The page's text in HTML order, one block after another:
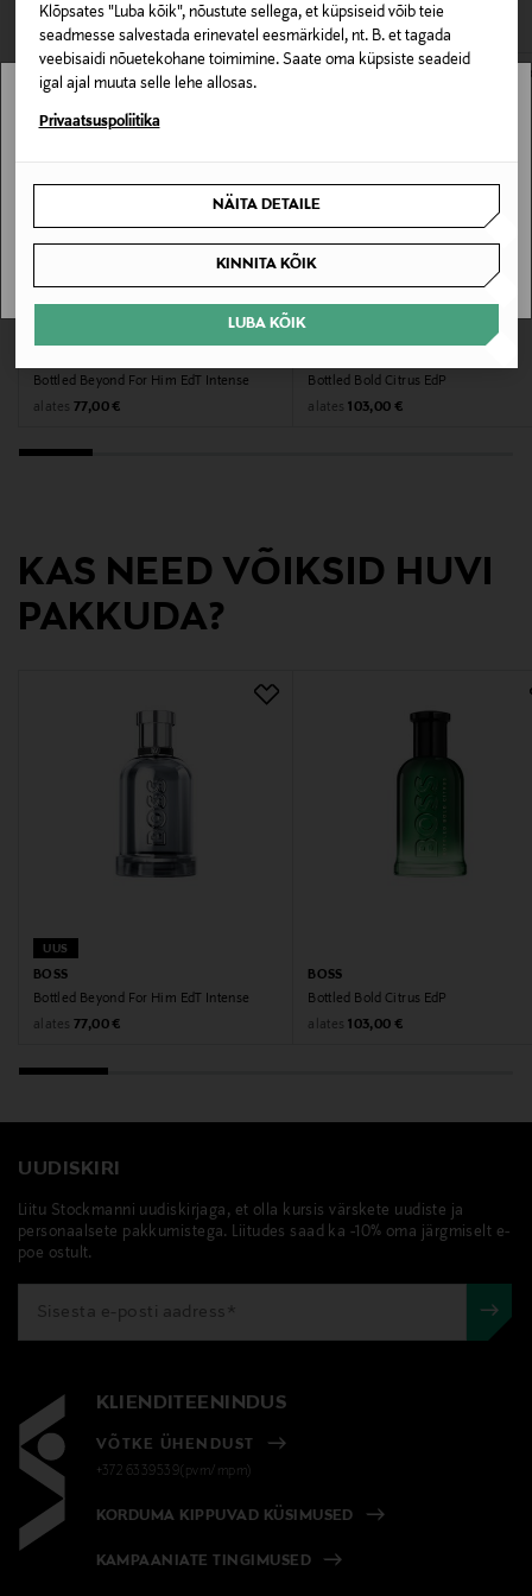
Klõpsates "Luba kõik", nõustute sellega, et küpsiseid võib teie
seadmesse salvestada erinevatel eesmärkidel, nt. B. et tagada
veebisaidi nõuetekohane toimimine. Saate oma küpsiste seadeid
igal ajal muuta selle lehe allosas.
Privaatsuspoliitika
NÄITA DETAILE
KINNITA KÕIK
LUBA KÕIK
NOCOL
Suurus
200 ml
Tootjamaa
Tootja
Hugo Boss AG
Digitaalne aadress
info@hugoboss.com
BOSS, lõhn, parfüüm, täitepakend
avamata originaalpakendis.
E-POE TAGASTUSED
Bottled Beyond For Him EdT Intense
alates Original Price
77,00 €
Bottled Bold Citrus EdP
alates Original Price
103,00 €
KAS NEED VÕIKSID HUVI
PAKKUDA?
UUS
BOSS
Bottled Beyond For Him EdT Intense
alates Original Price
77,00 €
BOSS
Bottled Bold Citrus EdP
alates Original Price
103,00 €
UUDISKIRI
Liitu Stockmanni uudiskirjaga, et olla kursis värskete uudiste ja
personaalsete pakkumistega. Liitudes saad ka -10% oma järgmiselt e-
poe ostult.
KLIENDITEENINDUS
VÕTKE ÜHENDUST
+372 6339539(pvm/mpm)
KORDUMA KIPPUVAD KÜSIMUSED
KAMPAANIATE TINGIMUSED
Stockmann pole Sinu riigis saadaval.
SAAN ARU